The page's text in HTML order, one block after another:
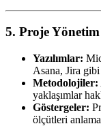
5. Proje Yönetim
Yazılımlar:
Asana, Jira gibi
Metodolojiler:
yaklaşımlar
Göstergeler:
ölçütleri